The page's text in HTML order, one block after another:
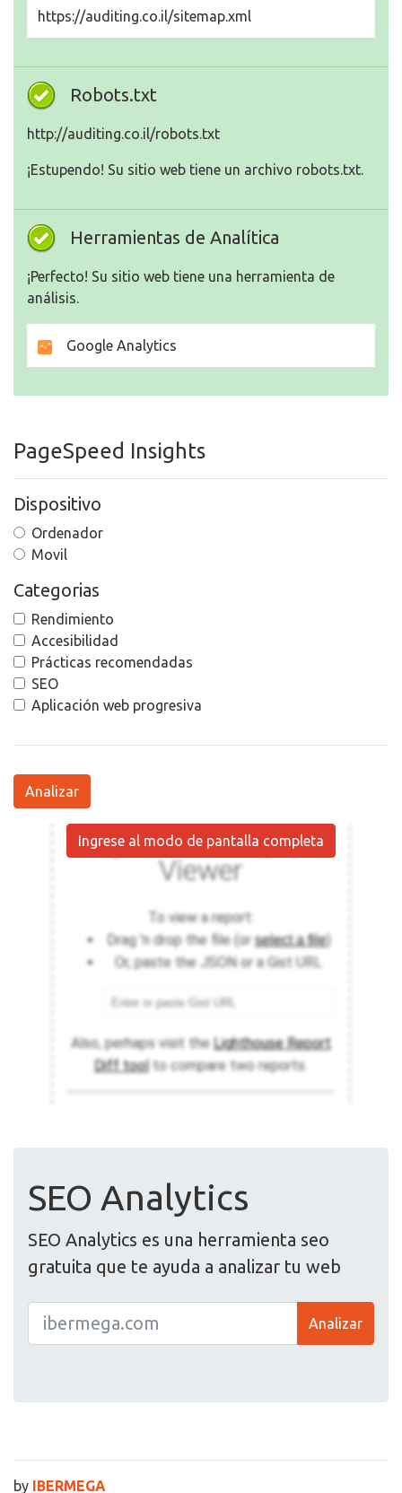
https://auditing.co.il/sitemap.xml
Robots.txt
http://auditing.co.il/robots.txt
¡Estupendo! Su sitio web tiene un archivo robots.txt.
Herramientas de Analítica
¡Perfecto! Su sitio web tiene una herramienta de
análisis.
Google Analytics
PageSpeed Insights
Dispositivo
Ordenador
Movil
Categorias
Rendimiento
Accesibilidad
Prácticas recomendadas
SEO
Aplicación web progresiva
Analizar
Ingrese al modo de pantalla completa
SEO Analytics
SEO Analytics es una herramienta seo
gratuita que te ayuda a analizar tu web
Analizar
by IBERMEGA